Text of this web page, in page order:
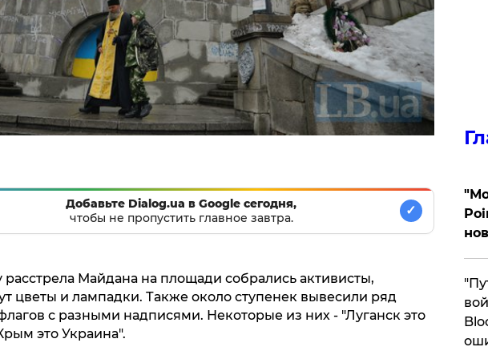
Добавьте Dialog.ua в Google сегодня,
чтобы не пропустить главное завтра.
✓
Майдана на площади собрались активисты,
цветы и лампадки. Также около ступенек вывесили ряд
с разными надписями. Некоторые из них - "Луганск это
это Украина".